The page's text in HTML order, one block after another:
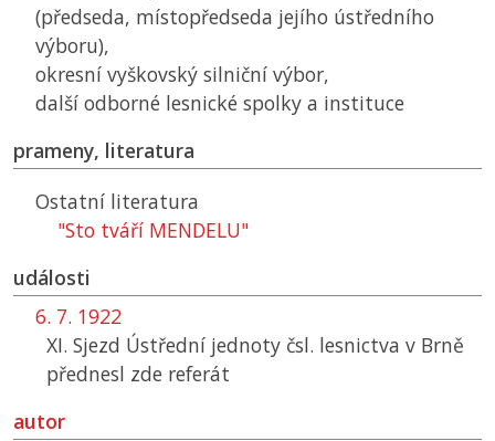
(předseda, místopředseda jejího ústředního
výboru),
okresní vyškovský silniční výbor,
další odborné lesnické spolky a instituce
prameny, literatura
Ostatní literatura
"Sto tváří MENDELU"
události
6. 7. 1922
XI. Sjezd Ústřední jednoty čsl. lesnictva v Brně
přednesl zde referát
autor